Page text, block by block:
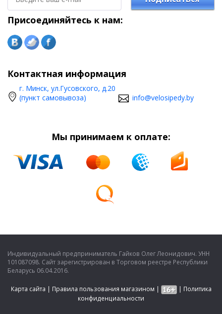
Присоединяйтесь к нам:
Контактная информация
г. Минск, ул.Гусовского, д.20
(пункт самовывоза)
info@velosipedy.by
Мы принимаем к оплате:
Индивидуальный предприниматель Гайков Олег Леонидович. УНН
101087098. Сайт зарегистрирован в Торговом реестре Республики
Беларусь 06.04.2016.
Карта сайта | Правила пользования магазином | | Политика
конфиденциальности